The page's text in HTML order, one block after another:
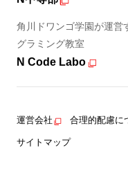
角川ドワンゴ学園が運営
グラミング教室
N Code Labo
運営会社 合理的配慮に
サイトマップ